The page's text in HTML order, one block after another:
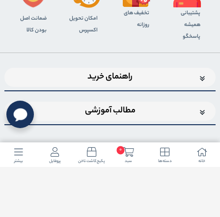
خانه دسته ها
0
سبد پکیج کاشت ناخن پروفایل بیشتر
پشتیبانی
همیشه
پاسخگو
تخفیف های
روزانه
اﻣﮑﺎن ﺗﺤﻮﯾﻞ
اﮐﺴﭙﺮس
ضمانت اصل
بودن کالا
راهنمای خرید
مطالب آموزشی